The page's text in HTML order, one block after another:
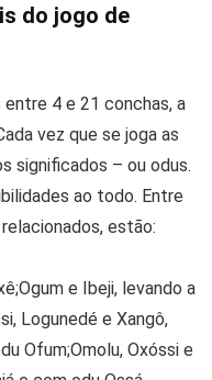
do jogo de
4 e 21 conchas, a
vez que se joga as
significados – ou odus.
ao todo. Entre
estão:
e Ibeji, levando a
Logunedé e Xangô,
Ofum;Omolu, Oxóssi e